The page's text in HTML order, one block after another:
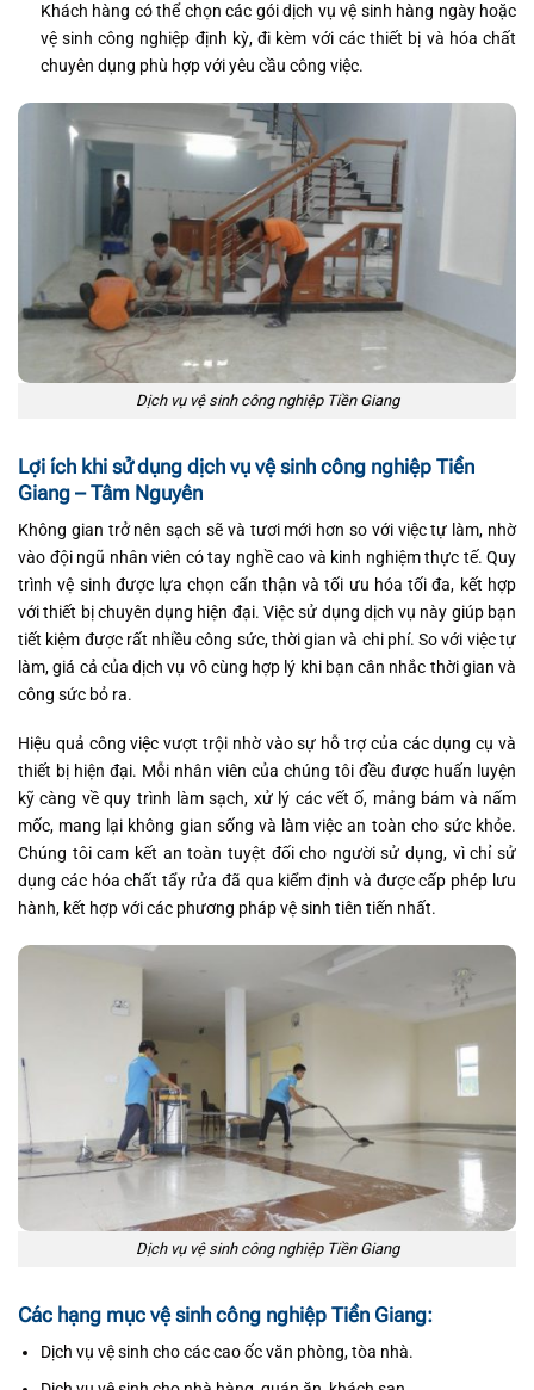
Khách hàng có thể chọn các gói dịch vụ vệ sinh hàng ngày hoặc
vệ sinh công nghiệp định kỳ, đi kèm với các thiết bị và hóa chất
chuyên dụng phù hợp với yêu cầu công việc.
Dịch vụ vệ sinh công nghiệp Tiền Giang
Lợi ích khi sử dụng dịch vụ vệ sinh công nghiệp Tiền
Giang – Tâm Nguyên
Không gian trở nên sạch sẽ và tươi mới hơn so với việc tự làm, nhờ
vào đội ngũ nhân viên có tay nghề cao và kinh nghiệm thực tế. Quy
trình vệ sinh được lựa chọn cẩn thận và tối ưu hóa tối đa, kết hợp
với thiết bị chuyên dụng hiện đại. Việc sử dụng dịch vụ này giúp bạn
tiết kiệm được rất nhiều công sức, thời gian và chi phí. So với việc tự
làm, giá cả của dịch vụ vô cùng hợp lý khi bạn cân nhắc thời gian và
công sức bỏ ra.
Hiệu quả công việc vượt trội nhờ vào sự hỗ trợ của các dụng cụ và
thiết bị hiện đại. Mỗi nhân viên của chúng tôi đều được huấn luyện
kỹ càng về quy trình làm sạch, xử lý các vết ố, mảng bám và nấm
mốc, mang lại không gian sống và làm việc an toàn cho sức khỏe.
Chúng tôi cam kết an toàn tuyệt đối cho người sử dụng, vì chỉ sử
dụng các hóa chất tẩy rửa đã qua kiểm định và được cấp phép lưu
hành, kết hợp với các phương pháp vệ sinh tiên tiến nhất.
Dịch vụ vệ sinh công nghiệp Tiền Giang
Các hạng mục vệ sinh công nghiệp Tiền Giang:
Dịch vụ vệ sinh cho các cao ốc văn phòng, tòa nhà.